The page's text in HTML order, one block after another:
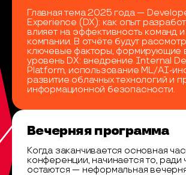
Главная тема 2025 года —
Experience (DX): как опыт
влияет на эффективность команд
компании. В отчёте будут
ключевые факторы, формирующие
уровень DX: внедрение Internal
Platform, использование ML/AI-
развитие облачных технологий и
информационной безопасности.
Вечерняя программа
Когда заканчивается основная
конференции, начинается то, ради
остаются — неформальная